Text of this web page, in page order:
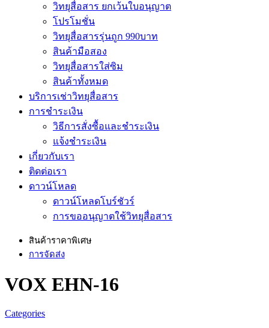
วิทยุสื่อสาร ยกเว้นใบอนุญาต
โปรโมชั่น
วิทยุสื่อสารรุ่นถูก 990บาท
สินค้ามือสอง
วิทยุสื่อสารใส่ซิม
สินค้าทั้งหมด
บริการเช่าวิทยุสื่อสาร
การชำระเงิน
วิธีการสั่งซื้อและชำระเงิน
แจ้งชำระเงิน
เกี่ยวกับเรา
ติดต่อเรา
ดาวน์โหลด
ดาวน์โหลดโบร์ชัวร์
การขออนุญาตใช้วิทยุสื่อสาร
สินค้าราคาพิเศษ
การจัดส่ง
VOX EHN-16
Categories